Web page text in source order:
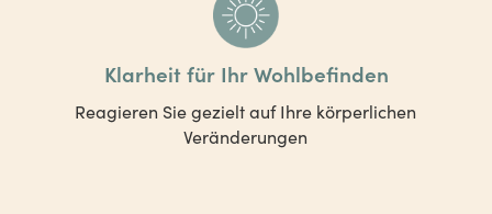
Klarheit für Ihr Wohlbefinden
Reagieren Sie gezielt auf Ihre körperlichen
Veränderungen